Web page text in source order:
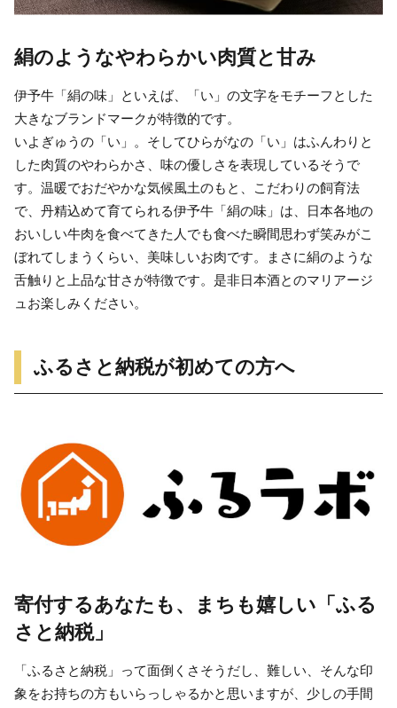
絹のようなやわらかい肉質と甘み
伊予牛「絹の味」といえば、「い」の文字をモチーフとした
大きなブランドマークが特徴的です。
いよぎゅうの「い」。そしてひらがなの「い」はふんわりと
した肉質のやわらかさ、味の優しさを表現しているそうで
す。温暖でおだやかな気候風土のもと、こだわりの飼育法
で、丹精込めて育てられる伊予牛「絹の味」は、日本各地の
おいしい牛肉を食べてきた人でも食べた瞬間思わず笑みがこ
ぼれてしまうくらい、美味しいお肉です。まさに絹のような
舌触りと上品な甘さが特徴です。是非日本酒とのマリアージ
ュお楽しみください。
ふるさと納税が初めての方へ
寄付するあなたも、まちも嬉しい「ふる
さと納税」
「ふるさと納税」って面倒くさそうだし、難しい、そんな印
象をお持ちの方もいらっしゃるかと思いますが、少しの手間